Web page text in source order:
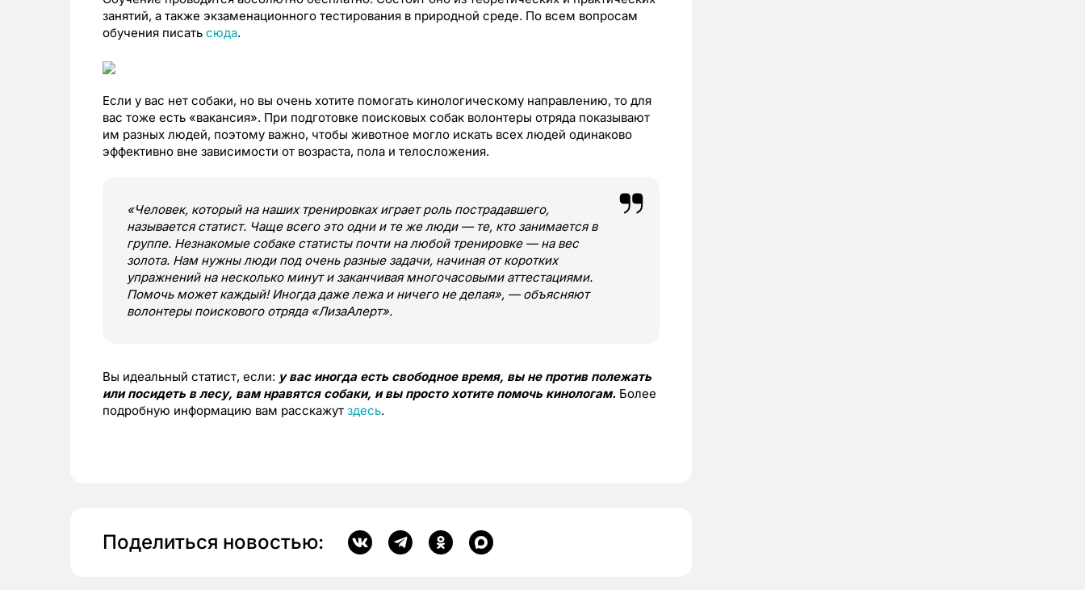
занятий, а также экзаменационного тестирования в природной среде. По всем вопросам
обучения писать сюда.
Если у вас нет собаки, но вы очень хотите помогать кинологическому направлению, то для
вас тоже есть «вакансия». При подготовке поисковых собак волонтеры отряда показывают
им разных людей, поэтому важно, чтобы животное могло искать всех людей одинаково
эффективно вне зависимости от возраста, пола и телосложения.
«Человек, который на наших тренировках играет роль пострадавшего,
называется статист. Чаще всего это одни и те же люди — те, кто занимается в
группе. Незнакомые собаке статисты почти на любой тренировке — на вес
золота. Нам нужны люди под очень разные задачи, начиная от коротких
упражнений на несколько минут и заканчивая многочасовыми аттестациями.
Помочь может каждый! Иногда даже лежа и ничего не делая», — объясняют
волонтеры поискового отряда «ЛизаАлерт».
Вы идеальный статист, если: у вас иногда есть свободное время, вы не против полежать
или посидеть в лесу, вам нравятся собаки, и вы просто хотите помочь кинологам. Более
подробную информацию вам расскажут здесь.
Поделиться новостью: